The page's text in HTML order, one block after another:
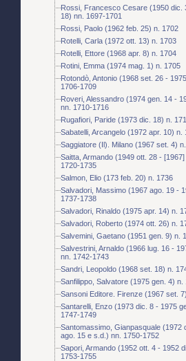
Rossi, Francesco Cesare (1950 dic.
18) nn. 1697-1701
Rossi, Paolo (1962 feb. 25) n. 1702
Rotelli, Carla (1972 ott. 13) n. 1703
Rotelli, Ettore (1968 apr. 8) n. 1704
Rotini, Emma (1974 mag. 1) n. 1705
Rotondò, Antonio (1968 set. 26 -
1706-1709
Roveri, Alessandro (1974 gen. 14 -
nn. 1710-1716
Rugafiori, Paride (1973 dic. 18) n.
Sabatelli, Arcangelo (1972 apr. 10) n.
Saggiatore (Il). Milano (1967 set. 4)
Saitta, Armando (1949 ott. 28 - [1967]
1720-1735
Salmon, Elio (173 feb. 20) n. 1736
Salvadori, Massimo (1967 ago. 19 -
1737-1738
Salvadori, Rinaldo (1975 apr. 14) n.
Salvadori, Roberto (1974 ott. 26) n.
Salvemini, Gaetano (1951 gen. 9) n.
Salvestrini, Arnaldo (1966 lug. 16 -
nn. 1742-1743
Sandri, Leopoldo (1968 set. 18) n.
Sanfilippo, Salvatore (1975 gen. 4) n.
Sansoni Editore. Firenze (1967 set.
Santarelli, Enzo (1973 dic. 8 - 1975
1747-1749
Santomassimo, Gianpasquale (1972
ago. 15 e s.d.) nn. 1750-1752
Sapori, Armando (1952 ott. 4 - 1952
1753-1755